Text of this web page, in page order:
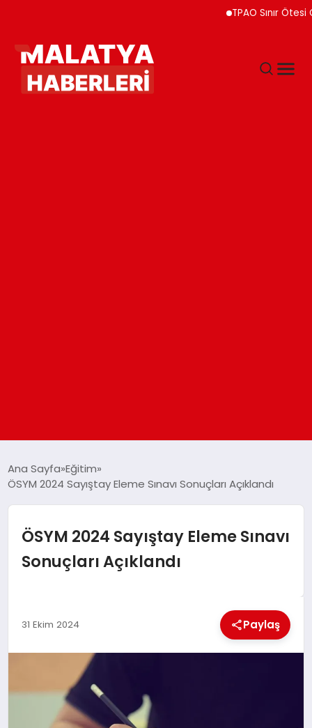
TPAO Sınır Ötesi
DÜNYA
EKONOMI
Ana Sayfa Eğitim
ÖSYM 2024 Sayıştay Eleme Sınavı Sonuçları Açıklandı
ÖSYM 2024 Sayıştay Eleme Sınavı
Sonuçları Açıklandı
31 Ekim 2024 Paylaş